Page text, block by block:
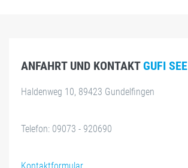
ANFAHRT UND KONTAKT GUFI SEE
Haldenweg 10, 89423 Gundelfingen
Telefon: 09073 - 920690